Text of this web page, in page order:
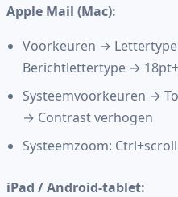
Apple Mail (Mac):
Voorkeuren →
Berichtlettertype → 18pt+
Systeemvoorkeuren →
→ Contrast verhogen
Systeemzoom:
iPad / Android-tablet: